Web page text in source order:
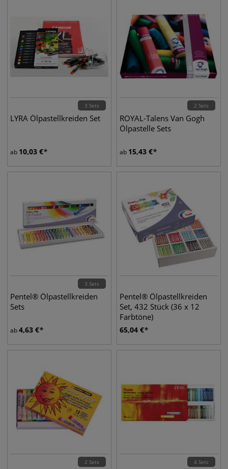
3 Sets
LYRA Ölpastellkreiden Set
ab 10,03 €
2 Sets
ROYAL-Talens Van Gogh
Ölpastelle Sets
ab 15,43 €
3 Sets
Pentel® Ölpastellkreiden
Sets
ab4,63 €
Pentel® Ölpastellkreiden
Set, 432 Stück (36 x 12
Farbtöne)
65,04 €
2 Sets 4 Sets